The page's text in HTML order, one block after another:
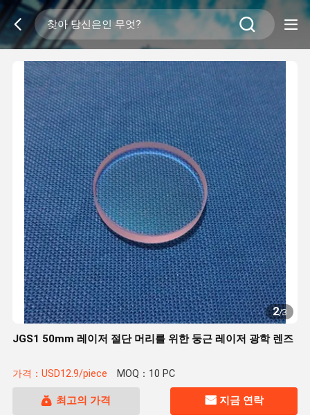
2/3
JGS1 50mm 레이저 절단 머리를 위한 둥근 레이저 광학 렌즈
가격：USD12.9/piece MOQ：10 PC
최고의 가격 지금 연락